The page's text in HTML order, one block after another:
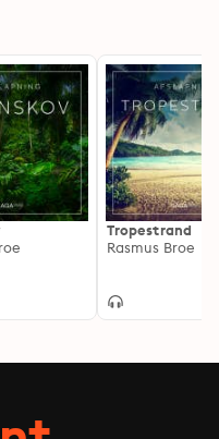
Tropestrand
Rasmus Broe